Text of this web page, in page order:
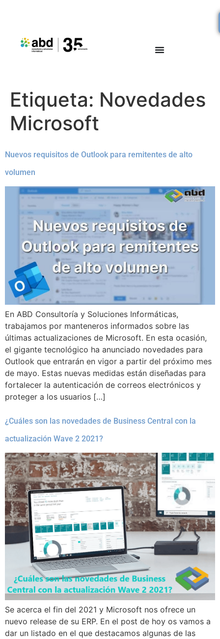
Etiqueta: Novedades
Microsoft
Nuevos requisitos de Outlook para remitentes de alto
volumen
En ABD Consultoría y Soluciones Informáticas,
trabajamos por manteneros informados sobre las
últimas actualizaciones de Microsoft. En esta ocasión,
el gigante tecnológico ha anunciado novedades para
Outlook que entrarán en vigor a partir del próximo mes
de mayo. Estas nuevas medidas están diseñadas para
fortalecer la autenticación de correos electrónicos y
proteger a los usuarios […]
¿Cuáles son las novedades de Business Central con la
actualización Wave 2 2021?
Se acerca el fin del 2021 y Microsoft nos ofrece un
nuevo release de su ERP. En el post de hoy os vamos a
dar un listado en el que destacamos algunas de las